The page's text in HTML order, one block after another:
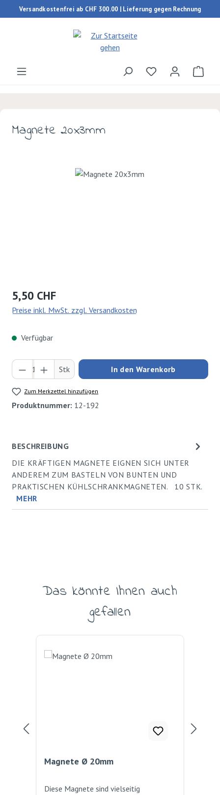
Zum Hauptinhalt springen
Versandkostenfrei ab CHF 300.00 | Lieferung gegen Rechnung
Du hast 0
Magnete 20x3mm
Bildergalerie überspringen
Regulärer Preis:
5,50 CHF
Preise inkl. MwSt. zzgl. Versandkosten
Verfügbar
Produkt Anzahl: Gib den gewünschten Wert
Stk In den Warenkorb
Zum Merkzettel hinzufügen
Produktnummer: 12-192
BESCHREIBUNG
DIE KRÄFTIGEN MAGNETE EIGNEN SICH UNTER
ANDEREM ZUM BASTELN VON BUNTEN UND
PRAKTISCHEN KÜHLSCHRANKMAGNETEN. 10 STK.
MEHR
Produktgalerie überspringen
Das könnte Ihnen auch
gefallen
Magnete Ø 20mm
Diese Magnete sind vielseitig